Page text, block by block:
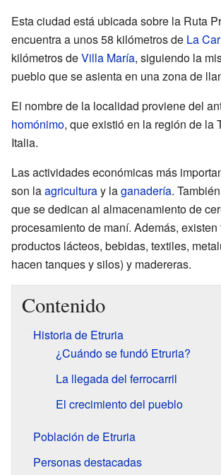
Esta ciudad está ubicada sobre la Ruta
encuentra a unos 58 kilómetros de La
kilómetros deVilla María, siguiendo la
pueblo que se asienta en una zona de
El nombre de la localidad proviene del
homónimo, que existió en la región de la
Italia.
Las actividades económicas más
son laagriculturay laganadería.
que se dedican al almacenamiento de
procesamiento de maní. Además,
productos lácteos, bebidas, textiles,
hacen tanques y silos) y madereras.
Contenido
Historia de Etruria
¿Cuándo se fundó Etruria?
La llegada del ferrocarril
El crecimiento del pueblo
Población de Etruria
Personas destacadas